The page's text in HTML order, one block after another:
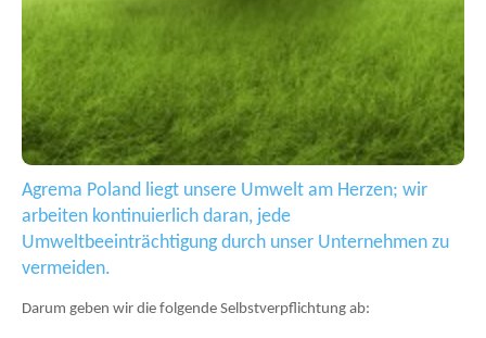
Agrema Poland liegt unsere Umwelt am Herzen; wir
arbeiten kontinuierlich daran, jede
Umweltbeeinträchtigung durch unser Unternehmen zu
vermeiden.
Darum geben wir die folgende Selbstverpflichtung ab: